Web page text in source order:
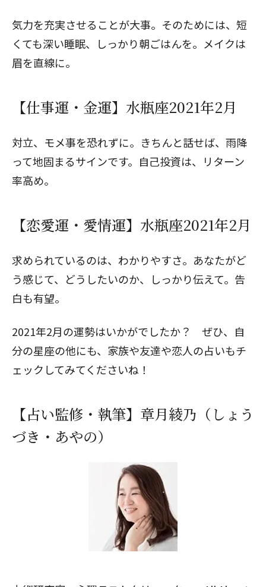
気力を充実させることが大事。そのためには、短
くても深い睡眠、しっかり朝ごはんを。メイクは
眉を直線に。
【仕事運・金運】水瓶座2021年2月
対立、モメ事を恐れずに。きちんと話せば、雨降
って地固まるサインです。自己投資は、リターン
率高め。
【恋愛運・愛情運】水瓶座2021年2月
求められているのは、わかりやすさ。あなたがど
う感じて、どうしたいのか、しっかり伝えて。告
白も有望。
2021年2月の運勢はいかがでしたか？ ぜひ、自
分の星座の他にも、家族や友達や恋人の占いもチ
ェックしてみてくださいね！
【占い監修・執筆】章月綾乃（しょう
づき・あやの）